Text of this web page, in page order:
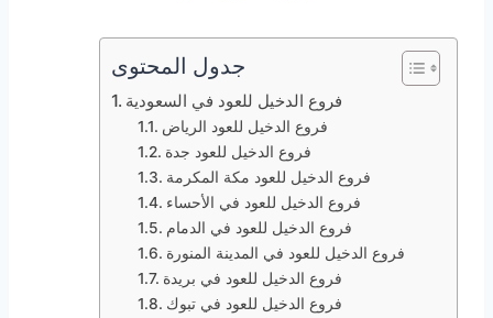
جدول المحتوى
فروع الدخيل للعود في السعودية
فروع الدخيل للعود الرياض
فروع الدخيل للعود جدة
فروع الدخيل للعود مكة المكرمة
فروع الدخيل للعود في الأحساء
فروع الدخيل للعود في الدمام
فروع الدخيل للعود في المدينة المنورة
فروع الدخيل للعود في بريدة